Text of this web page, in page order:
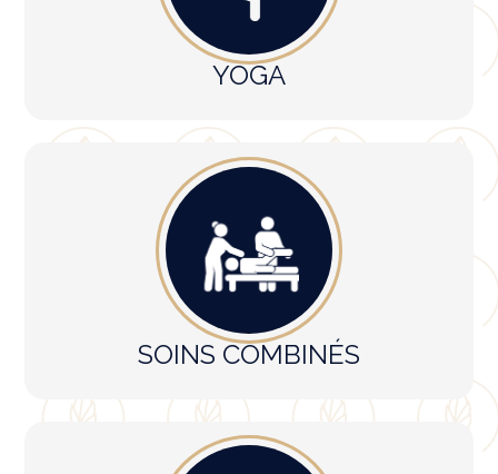
YOGA
SOINS COMBINÉS